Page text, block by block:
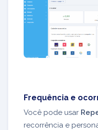
Frequência e
Você pode usar
recorrência e